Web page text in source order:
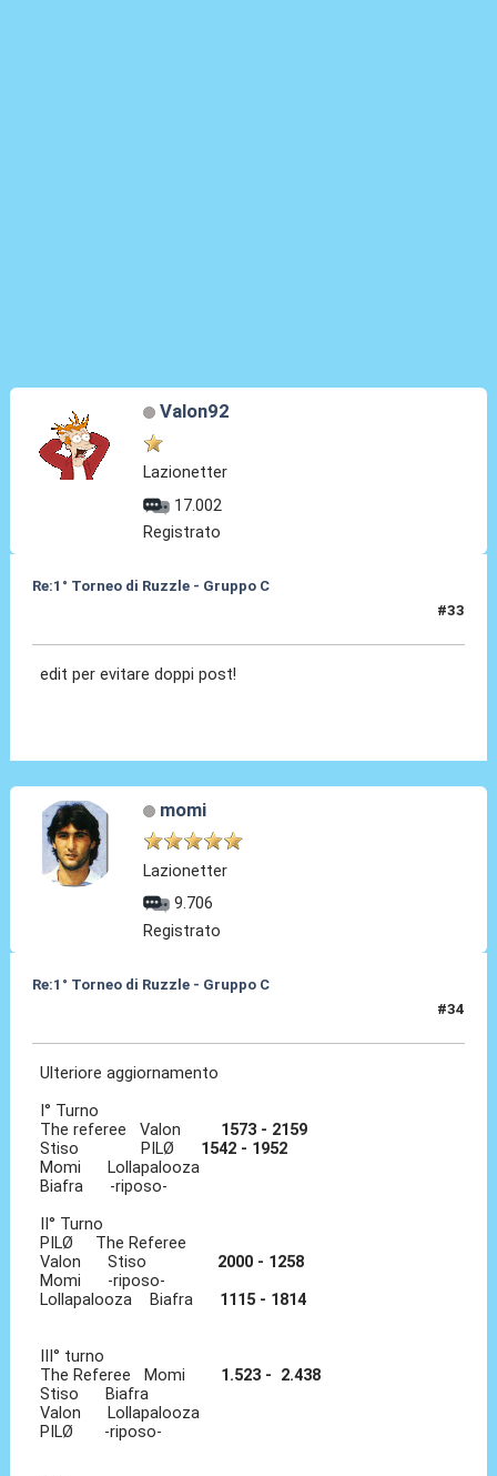
Valon92
Lazionetter
17.002
Registrato
Re:1° Torneo di Ruzzle - Gruppo C
#33
edit per evitare doppi post!
momi
Lazionetter
9.706
Registrato
Re:1° Torneo di Ruzzle - Gruppo C
#34
Ulteriore aggiornamento
I° Turno
The referee Valon 1573 - 2159
Stiso PILØ
1542 - 1952
Momi Lollapalooza
Biafra -riposo-
II° Turno
PILØ The Referee
Valon Stiso 2000 - 1258
Momi -riposo-
Lollapalooza Biafra 1115 - 1814
III° turno
The Referee Momi 1.523 - 2.438
Stiso Biafra
Valon Lollapalooza
PILØ -riposo-